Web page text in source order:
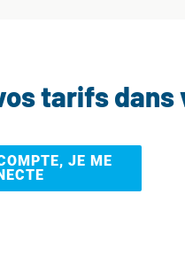
tarifs dans
JE ME